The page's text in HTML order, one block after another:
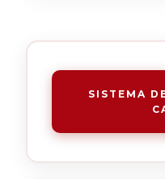
SISTEMA